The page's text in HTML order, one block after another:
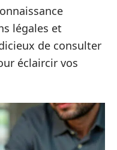
légales et
de consulter
éclaircir vos